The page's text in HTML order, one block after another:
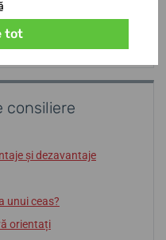
consiliere
și dezavantaje
unui ceas?
orientați
tot